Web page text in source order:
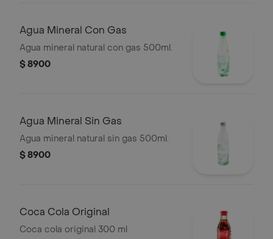
Agua Mineral Con Gas
Agua mineral natural con gas 500ml.
$ 8900
Agua Mineral Sin Gas
Agua mineral natural sin gas 500ml.
$ 8900
Coca Cola Original
Coca cola original 300 ml